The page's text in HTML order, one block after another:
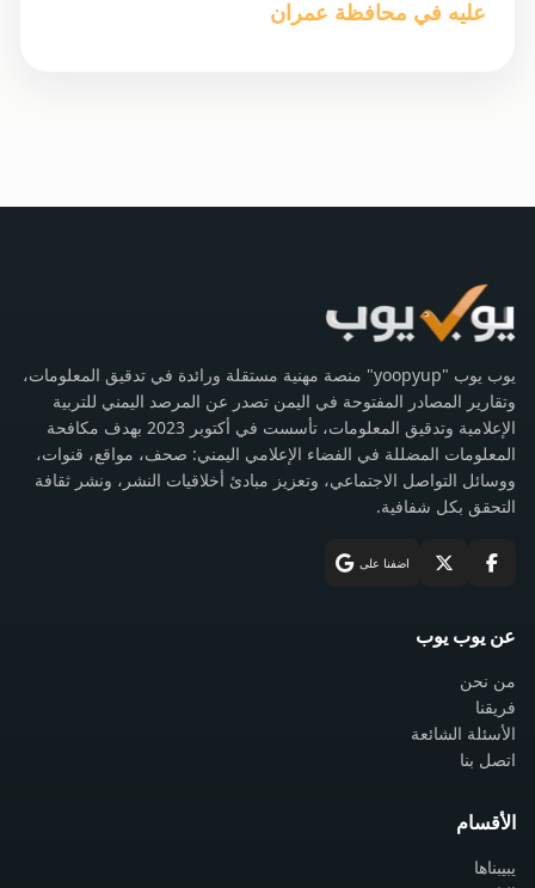
عليه في محافظة عمران
يوب يوب "yoopyup" منصة مهنية مستقلة ورائدة في تدقيق المعلومات،
وتقارير المصادر المفتوحة في اليمن تصدر عن المرصد اليمني للتربية
الإعلامية وتدقيق المعلومات، تأسست في أكتوبر 2023 بهدف مكافحة
المعلومات المضللة في الفضاء الإعلامي اليمني: صحف، مواقع، قنوات،
ووسائل التواصل الاجتماعي، وتعزيز مبادئ أخلاقيات النشر، ونشر ثقافة
التحقق بكل شفافية.
اضفنا على
عن يوب يوب
من نحن
فريقنا
الأسئلة الشائعة
اتصل بنا
الأقسام
يبيبناها